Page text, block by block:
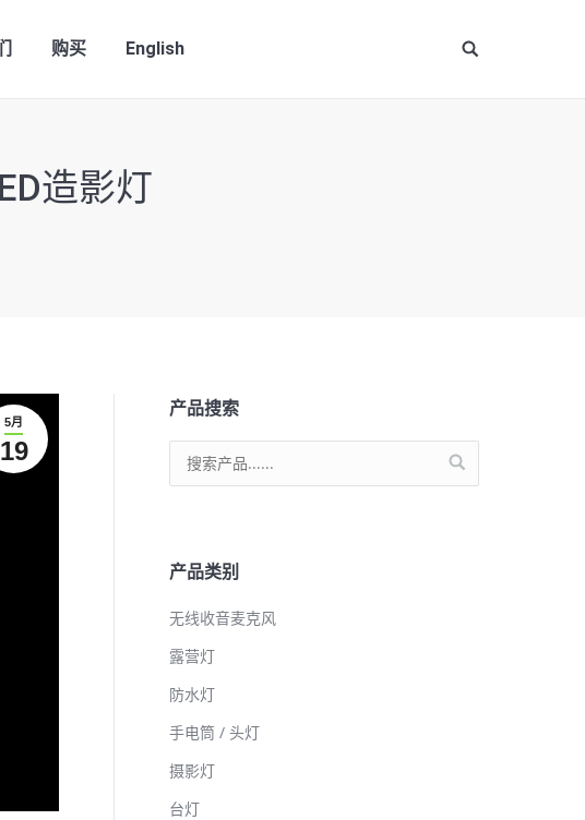
购买 English
Site
造影灯
5月
19
产品搜索
产品类别
无线收音麦克风
露营灯
防水灯
手电筒 / 头灯
摄影灯
台灯